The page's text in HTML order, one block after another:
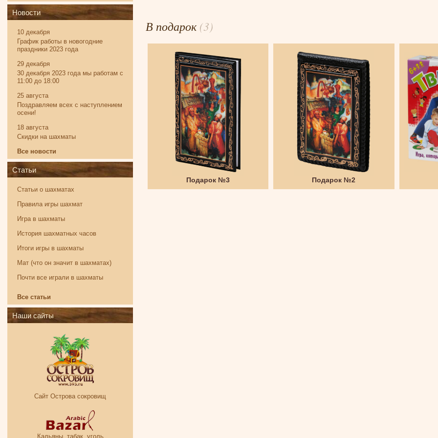
В подарок(3)
Твистер Подарок №3 Подарок №2
Новости
10 декабря
График работы в новогодние
праздники 2023 года
29 декабря
30 декабря 2023 года мы работам с
11:00 до 18:00
25 августа
Поздравляем всех с наступлением
осени!
18 августа
Скидки на шахматы
Все новости
Статьи
Статьи о шахматах
Правила игры шахмат
Игра в шахматы
История шахматных часов
Итоги игры в шахматы
Мат (что он значит в шахматах)
Почти все играли в шахматы
Все статьи
Наши сайты
Сайт Острова сокровищ
Кальяны, табак, уголь